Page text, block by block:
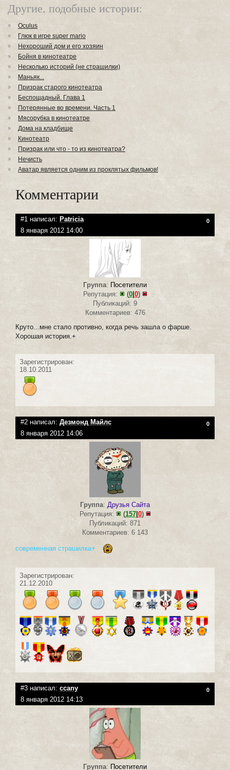
Другие, подобные истории:
Oculus
Глюк в игре super mario
Нехороший дом и его хозяин
Бойня в кинотеатре
Несколько историй (не страшилки)
Маньяк...
Призрак старого кинотеатра
Беспощадный. Глава 1
Потерянные во времени. Часть 1
Мясорубка в кинотеатре
Дома на кладбище
Кинотеатр
Призрак или что - то из кинотеатра?
Нечисть
Аватар является одним из проклятых фильмов!
Комментарии
#1 написал: Patricia 0
8 января 2012 14:00
Группа: Посетители
Репутация:
(0| 0)
Публикаций: 9
Комментариев: 476
Круто...мне стало противно, когда речь зашла о фарше.
Хорошая история.+
Зарегистрирован:
18.10.2011
#2 написал: Дезмонд Майлс 0
8 января 2012 14:06
Группа: Друзья Сайта
Репутация:
(157| 0)
Публикаций: 871
Комментариев: 6 143
современная страшилка+
Зарегистрирован:
21.12.2010
#3 написал: ccany 0
8 января 2012 14:13
Группа: Посетители